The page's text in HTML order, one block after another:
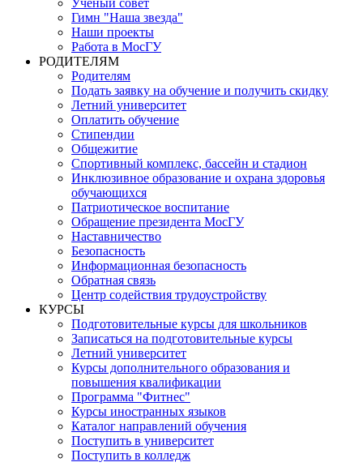
Ученый совет
Гимн "Наша звезда"
Наши проекты
Работа в МосГУ
РОДИТЕЛЯМ
Родителям
Подать заявку на обучение и получить скидку
Летний университет
Оплатить обучение
Стипендии
Общежитие
Спортивный комплекс, бассейн и стадион
Инклюзивное образование и охрана здоровья
обучающихся
Патриотическое воспитание
Обращение президента МосГУ
Наставничество
Безопасность
Информационная безопасность
Обратная связь
Центр содействия трудоустройству
КУРСЫ
Подготовительные курсы для школьников
Записаться на подготовительные курсы
Летний университет
Курсы дополнительного образования и
повышения квалификации
Программа "Фитнес"
Курсы иностранных языков
Каталог направлений обучения
Поступить в университет
Поступить в колледж